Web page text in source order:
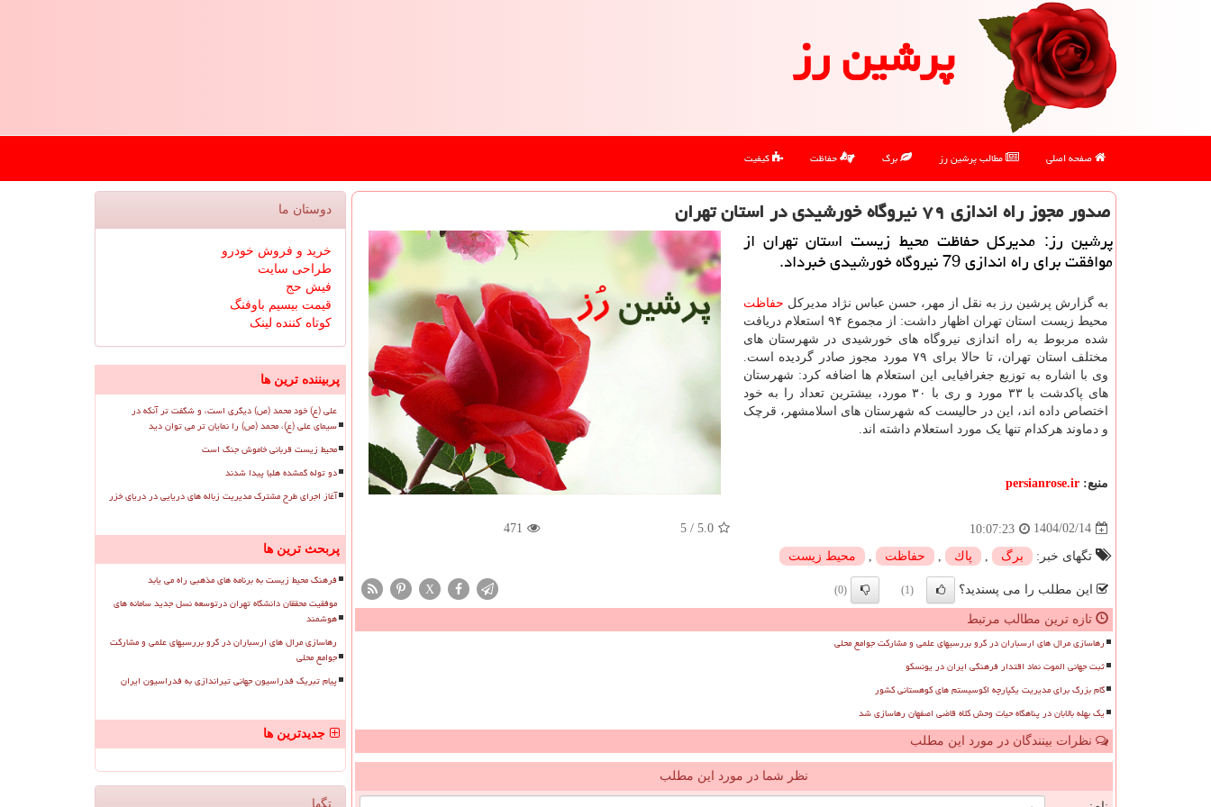
پرشین رز
صفحه اصلی مطالب پرشین رز برگ حفاظت کیفیت
صدور مجوز راه اندازی ۷۹ نیروگاه خورشیدی در استان تهران
پرشین رز: مدیرکل حفاظت محیط زیست استان تهران از
موافقت برای راه اندازی 79 نیروگاه خورشیدی خبرداد.
به گزارش پرشین رز به نقل از مهر، حسن عباس نژاد مدیرکل حفاظت
محیط زیست استان تهران اظهار داشت: از مجموع ۹۴ استعلام دریافت
شده مربوط به راه اندازی نیروگاه های خورشیدی در شهرستان های
مختلف استان تهران، تا حالا برای ۷۹ مورد مجوز صادر گردیده است.
وی با اشاره به توزیع جغرافیایی این استعلام ها اضافه کرد: شهرستان
های پاکدشت با ۳۳ مورد و ری با ۳۰ مورد، بیشترین تعداد را به خود
اختصاص داده اند، این در حالیست که شهرستان های اسلامشهر، قرچک
و دماوند هرکدام تنها یک مورد استعلام داشته اند.
منبع: persianrose.ir
1404/02/14
10:07:23
5.0
/
5
471
تگهای خبر: برگ پاك حفاظت محیط زیست
این مطلب را می پسندید؟ (1)
(0)
X
تازه ترین مطالب مرتبط
رهاسازی مرال های ارسباران در گرو بررسیهای علمی و مشارکت جوامع محلی
ثبت جهانی الموت نماد اقتدار فرهنگی ایران در یونسکو
گام بزرگ برای مدیریت یکپارچه اکوسیستم های کوهستانی کشور
یک بهله بالابان در پناهگاه حیات وحش کلاه قاضی اصفهان رهاسازی شد
نظرات بینندگان در مورد این مطلب
نظر شما در مورد این مطلب
دوستان ما
خرید و فروش خودرو
طراحی سایت
فیش حج
قیمت بیسیم باوفنگ
کوتاه کننده لینک
پربیننده ترین ها
علی (ع) خود محمد (ص) دیگری است، و شگفت تر آنکه در
سیمای علی (ع)، محمد (ص) را نمایان تر می توان دید
محیط زیست قربانی خاموش جنگ است
دو توله گمشده هلیا پیدا شدند
آغاز اجرای طرح مشترک مدیریت زباله های دریایی در دریای خزر
پربحث ترین ها
فرهنگ محیط زیست به برنامه های مذهبی راه می یابد
موفقیت محققان دانشگاه تهران درتوسعه نسل جدید سامانه های
هوشمند
رهاسازی مرال های ارسباران در گرو بررسیهای علمی و مشارکت
جوامع محلی
پیام تبریک فدراسیون جهانی تیراندازی به فدراسیون ایران
جدیدترین ها
تگها